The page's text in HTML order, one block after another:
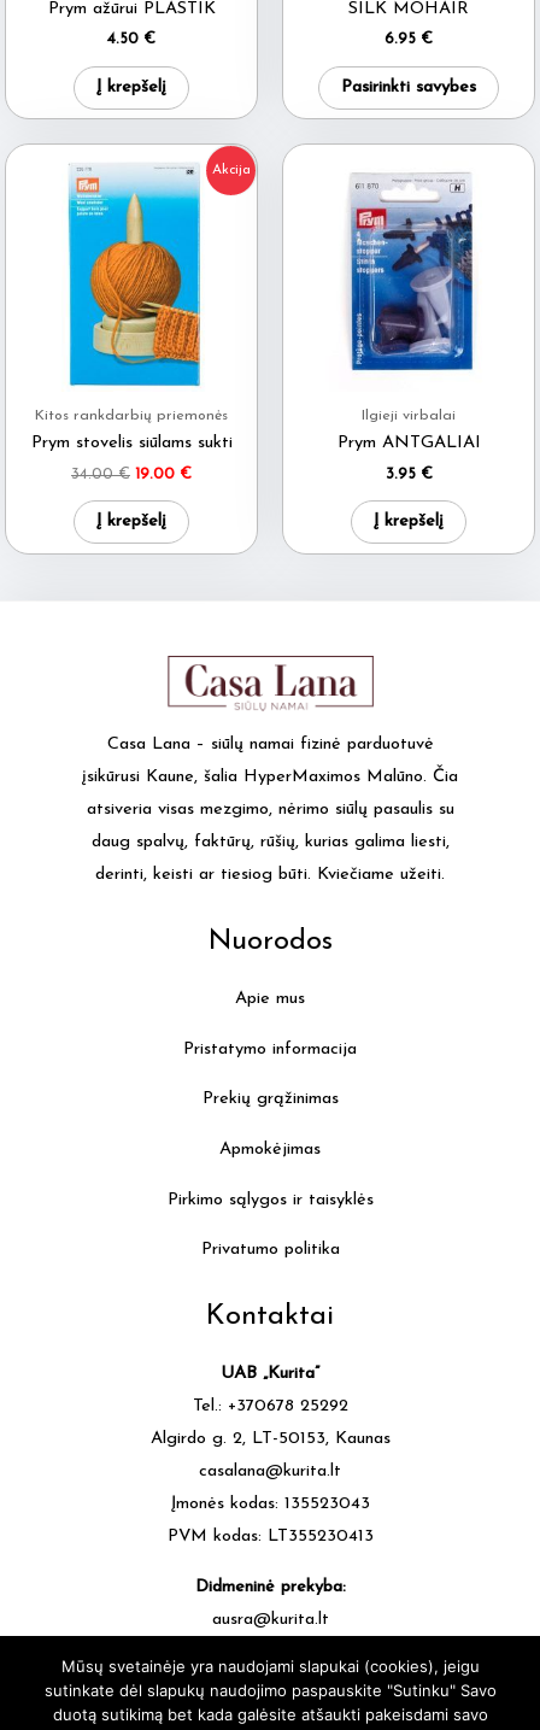
Prym ažūrui PLASTIK
4.50 €
Į krepšelį
SILK MOHAIR
6.95 €
Pasirinkti savybes
Akcija
Kitos rankdarbių priemonės
Prym stovelis siūlams sukti
34.00€ Original
was:
34.00 €.
19.00 €Current
Į krepšelį
Ilgieji virbalai
Prym ANTGALIAI
3.95 €
Į krepšelį
Casa Lana – siūlų namai fizinė parduotuvė
įsikūrusi Kaune, šalia HyperMaximos Malūno. Čia
atsiveria visas mezgimo, nėrimo siūlų pasaulis su
daug spalvų, faktūrų, rūšių, kurias galima liesti,
derinti, keisti ar tiesiog būti. Kviečiame užeiti.
Nuorodos
Apie mus
Pristatymo informacija
Prekių grąžinimas
Apmokėjimas
Pirkimo sąlygos ir taisyklės
Privatumo politika
Kontaktai
UAB „Kurita”
Tel.: +370678 25292
Algirdo g. 2, LT-50153, Kaunas
casalana@kurita.lt
Įmonės kodas: 135523043
PVM kodas: LT355230413
Didmeninė prekyba:
ausra@kurita.lt
Mūsų svetainėje yra naudojami slapukai (cookies), jeigu
sutinkate dėl slapukų naudojimo paspauskite "Sutinku" Savo
duotą sutikimą bet kada galėsite atšaukti pakeisdami savo